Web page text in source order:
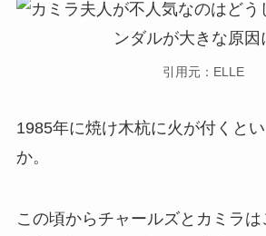
引用元：ELLE
1985年に焼け木杭に火が付くと
か。
この頃からチャールズとカミラは